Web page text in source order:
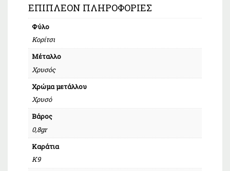
ΕΠΙΠΛΈΟΝ ΠΛΗΡΟΦΟΡΊΕΣ
Φύλο
Κορίτσι
Μέταλλο
Χρυσός
Χρώμα μετάλλου
Χρυσό
Βάρος
0,8gr
Καράτια
Κ9